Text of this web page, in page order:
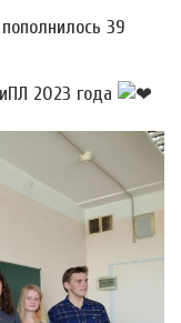
39
2023 года